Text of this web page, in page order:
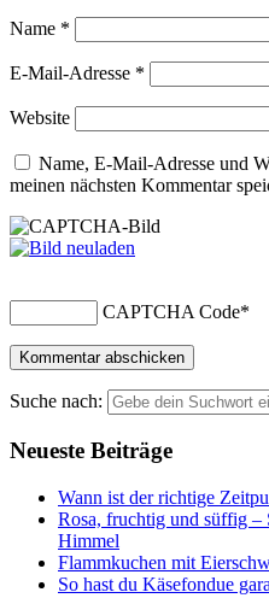
Name *
E-Mail-Adresse *
Website
Name, E-Mail-Adresse und
meinen nächsten Kommentar
CAPTCHA Code*
Suche nach:
Neueste Beiträge
Wann ist der richtige
Rosa, fruchtig und süffig –
Himmel
Flammkuchen mit
So hast du Käsefondue